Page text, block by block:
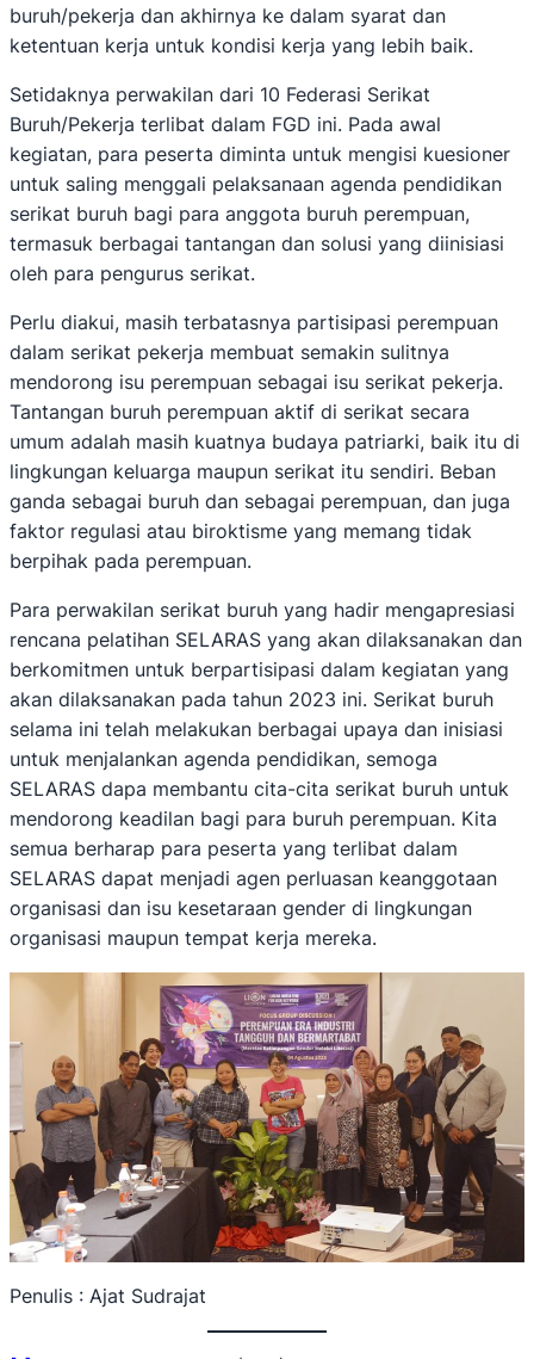
buruh/pekerja dan akhirnya ke dalam syarat dan
ketentuan kerja untuk kondisi kerja yang lebih baik.
Setidaknya perwakilan dari 10 Federasi Serikat
Buruh/Pekerja terlibat dalam FGD ini. Pada awal
kegiatan, para peserta diminta untuk mengisi kuesioner
untuk saling menggali pelaksanaan agenda pendidikan
serikat buruh bagi para anggota buruh perempuan,
termasuk berbagai tantangan dan solusi yang diinisiasi
oleh para pengurus serikat.
Perlu diakui, masih terbatasnya partisipasi perempuan
dalam serikat pekerja membuat semakin sulitnya
mendorong isu perempuan sebagai isu serikat pekerja.
Tantangan buruh perempuan aktif di serikat secara
umum adalah masih kuatnya budaya patriarki, baik itu di
lingkungan keluarga maupun serikat itu sendiri. Beban
ganda sebagai buruh dan sebagai perempuan, dan juga
faktor regulasi atau biroktisme yang memang tidak
berpihak pada perempuan.
Para perwakilan serikat buruh yang hadir mengapresiasi
rencana pelatihan SELARAS yang akan dilaksanakan dan
berkomitmen untuk berpartisipasi dalam kegiatan yang
akan dilaksanakan pada tahun 2023 ini. Serikat buruh
selama ini telah melakukan berbagai upaya dan inisiasi
untuk menjalankan agenda pendidikan, semoga
SELARAS dapa membantu cita-cita serikat buruh untuk
mendorong keadilan bagi para buruh perempuan. Kita
semua berharap para peserta yang terlibat dalam
SELARAS dapat menjadi agen perluasan keanggotaan
organisasi dan isu kesetaraan gender di lingkungan
organisasi maupun tempat kerja mereka.
Penulis : Ajat Sudrajat